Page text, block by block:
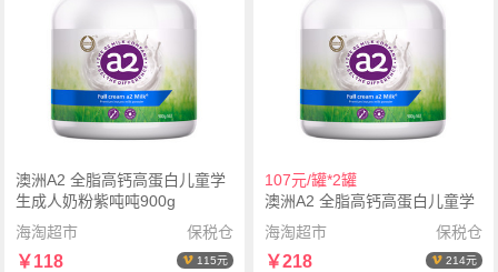
澳洲A2 全脂高钙高蛋白儿童学
生成人奶粉紫吨吨900g
海淘超市
保税仓
￥118 115元
107元/罐*2罐
澳洲A2 全脂高钙高蛋白儿童学
生成人奶粉紫吨吨900g*2罐
海淘超市 保税仓
￥218 214元